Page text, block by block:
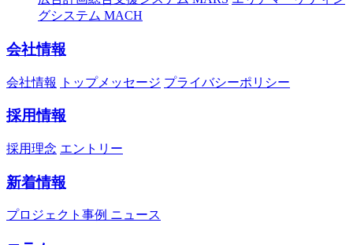
グシステム MACH
会社情報
会社情報 トップメッセージ プライバシーポリシー
採用情報
採用理念 エントリー
新着情報
プロジェクト事例 ニュース